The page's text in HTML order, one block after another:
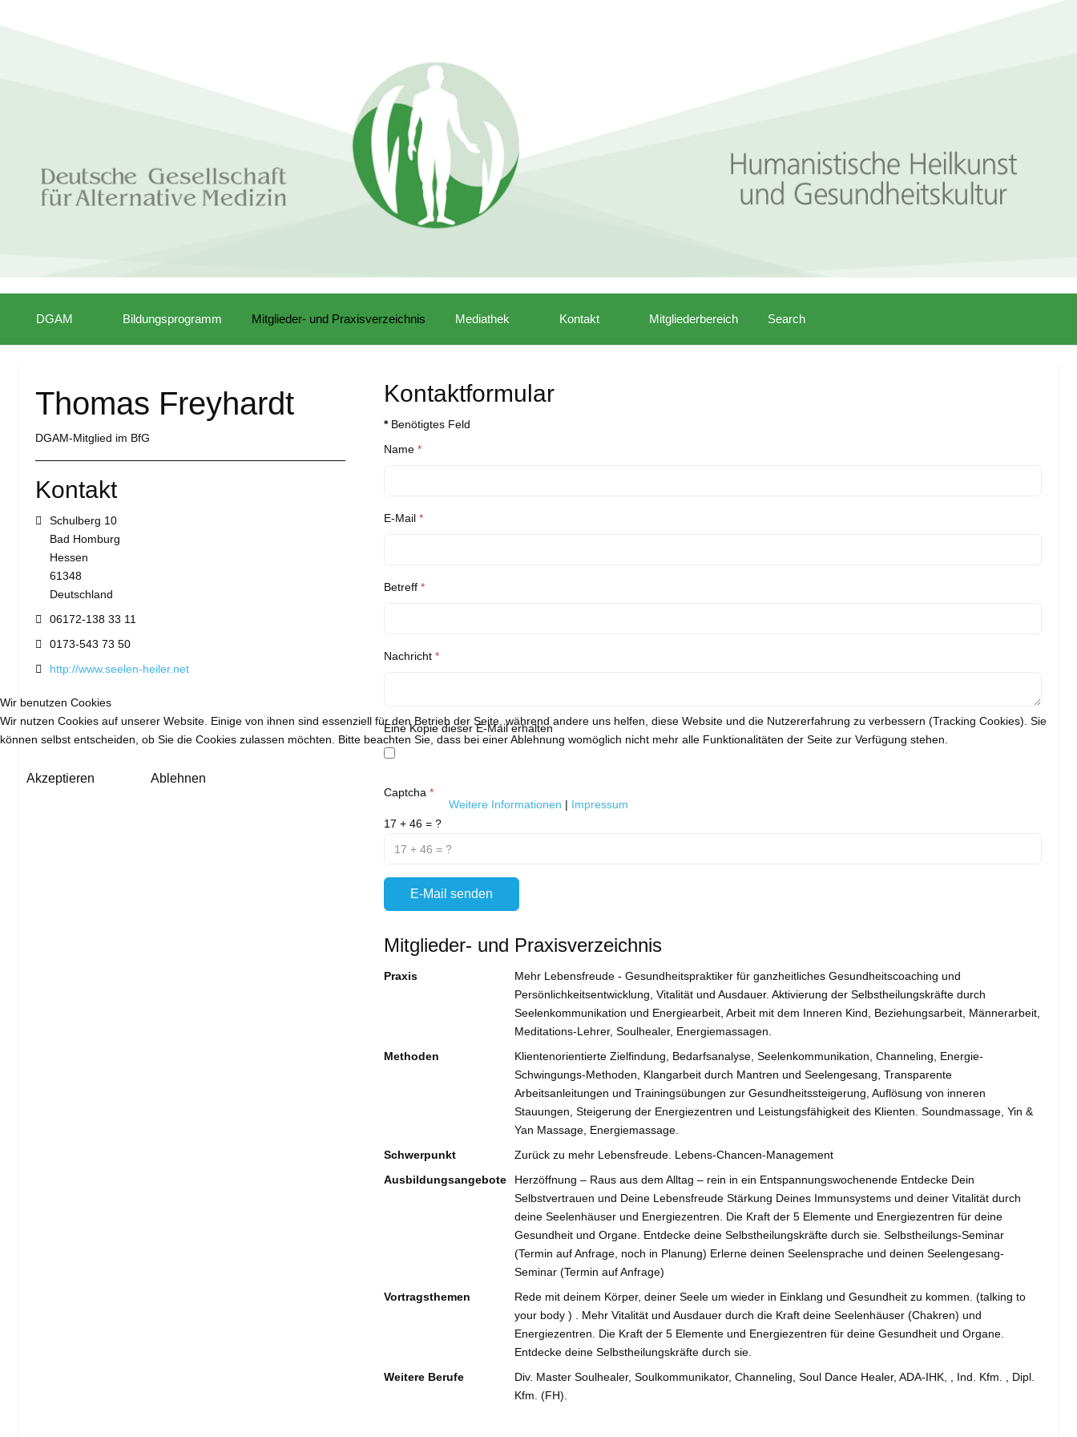
DGAM Bildungsprogramm Mitglieder- und Praxisverzeichnis Mediathek Kontakt Mitgliederbereich Search
Thomas Freyhardt
DGAM-Mitglied im BfG
Kontakt
Adresse:
Schulberg 10
Bad Homburg
Hessen
61348
Deutschland
Telefon:
06172-138 33 11
Mobil:
0173-543 73 50
Website:
http://www.seelen-heiler.net
Kontaktformular
*Benötigtes Feld
Name*
E-Mail*
Betreff*
Nachricht*
Eine Kopie dieser E-Mail erhalten
Captcha *
17 + 46 = ?
E-Mail senden
Mitglieder- und Praxisverzeichnis
Praxis
Mehr Lebensfreude - Gesundheitspraktiker für ganzheitliches Gesundheitscoaching und
Persönlichkeitsentwicklung, Vitalität und Ausdauer. Aktivierung der Selbstheilungskräfte durch
Seelenkommunikation und Energiearbeit, Arbeit mit dem Inneren Kind, Beziehungsarbeit, Männerarbeit,
Meditations-Lehrer, Soulhealer, Energiemassagen.
Methoden
Klientenorientierte Zielfindung, Bedarfsanalyse, Seelenkommunikation, Channeling, Energie-
Schwingungs-Methoden, Klangarbeit durch Mantren und Seelengesang, Transparente
Arbeitsanleitungen und Trainingsübungen zur Gesundheitssteigerung, Auflösung von inneren
Stauungen, Steigerung der Energiezentren und Leistungsfähigkeit des Klienten. Soundmassage, Yin &
Yan Massage, Energiemassage.
Schwerpunkt
Zurück zu mehr Lebensfreude. Lebens-Chancen-Management
Ausbildungsangebote
Herzöffnung – Raus aus dem Alltag – rein in ein Entspannungswochenende Entdecke Dein
Selbstvertrauen und Deine Lebensfreude Stärkung Deines Immunsystems und deiner Vitalität durch
deine Seelenhäuser und Energiezentren. Die Kraft der 5 Elemente und Energiezentren für deine
Gesundheit und Organe. Entdecke deine Selbstheilungskräfte durch sie. Selbstheilungs-Seminar
(Termin auf Anfrage, noch in Planung) Erlerne deinen Seelensprache und deinen Seelengesang-
Seminar (Termin auf Anfrage)
Vortragsthemen
Rede mit deinem Körper, deiner Seele um wieder in Einklang und Gesundheit zu kommen. (talking to
your body ) . Mehr Vitalität und Ausdauer durch die Kraft deine Seelenhäuser (Chakren) und
Energiezentren. Die Kraft der 5 Elemente und Energiezentren für deine Gesundheit und Organe.
Entdecke deine Selbstheilungskräfte durch sie.
Weitere Berufe
Div. Master Soulhealer, Soulkommunikator, Channeling, Soul Dance Healer, ADA-IHK, , Ind. Kfm. , Dipl.
Kfm. (FH).
Wir benutzen Cookies
Wir nutzen Cookies auf unserer Website. Einige von ihnen sind essenziell für den Betrieb der Seite, während andere uns helfen, diese Website und die Nutzererfahrung zu verbessern (Tracking Cookies). Sie
können selbst entscheiden, ob Sie die Cookies zulassen möchten. Bitte beachten Sie, dass bei einer Ablehnung womöglich nicht mehr alle Funktionalitäten der Seite zur Verfügung stehen.
Akzeptieren Ablehnen
Weitere Informationen | Impressum